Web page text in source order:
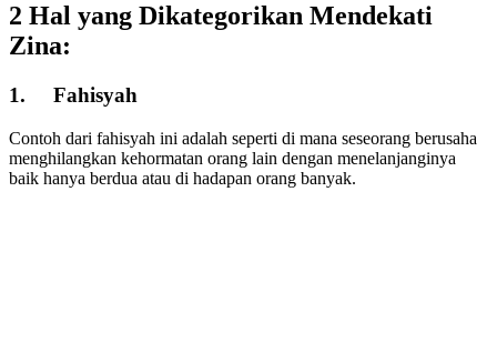
2 Hal yang Dikategorikan Mendekati
Zina:
1. Fahisyah
Contoh dari fahisyah ini adalah seperti di mana seseorang berusaha
menghilangkan kehormatan orang lain dengan menelanjanginya
baik hanya berdua atau di hadapan orang banyak.